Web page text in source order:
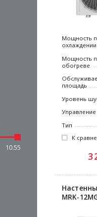
10.55
Мощность
охлаждении
Мощность
обогреве
площадь
Уровень
Управление
Тип
К
MRK-